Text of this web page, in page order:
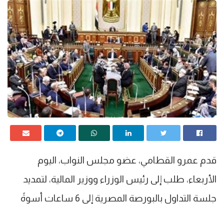
قدم عمرو القطامي، عضو مجلس النواب، اليوم
الأربعاء، طلب إلى رئيس الوزراء ووزير المالية، لتمديد
جلسة التداول بالبورصة المصرية إلى 6 ساعات أسوةً